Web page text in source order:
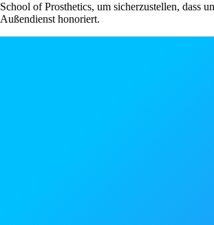
School of Prosthetics, um sicherzustellen, dass
Außendienst honoriert.